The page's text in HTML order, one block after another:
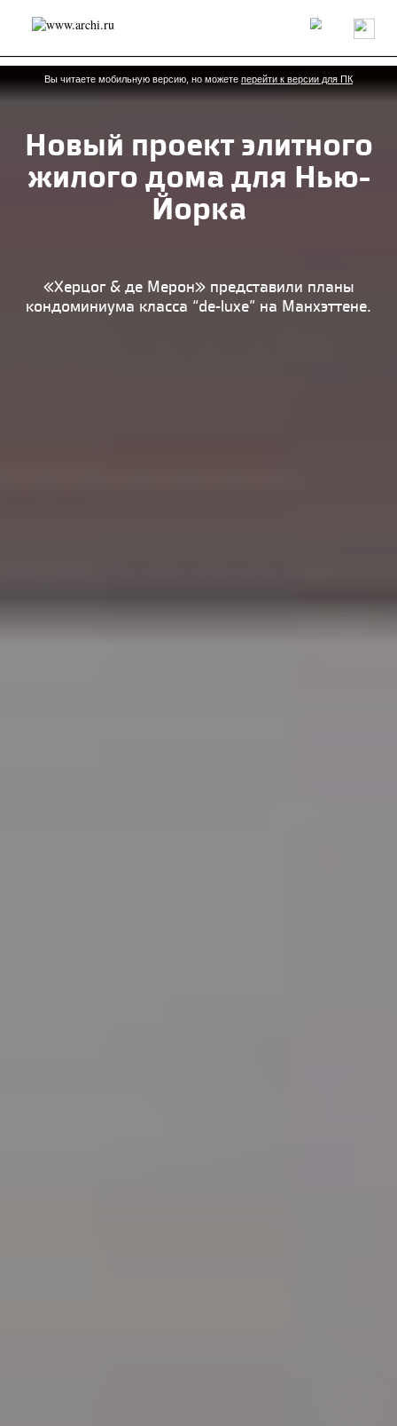
Россия Мир Технологии Интерьер Пресса
Архитекторы
Проекты
Конкурсы События Книги Вакансии
send.project Анонсы конкурсов
Блог
Интервью
Мнение
Обзор
Объект
Результаты конкурса
Рецензия Архитектура
Иностранцы в России
Вы читаете мобильную версию, но можете перейти к версии для ПК
Новый проект элитного
жилого дома для Нью-
Йорка
«Херцог & де Мерон» представили планы
кондоминиума класса “de-luxe” на Манхэттене.